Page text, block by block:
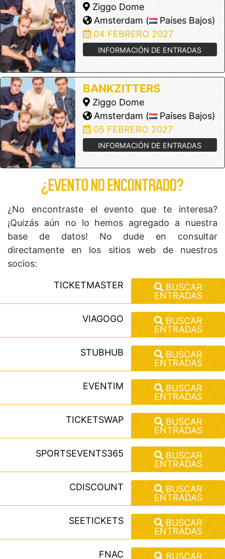
Ziggo Dome
Amsterdam (
Países Bajos)
04 FEBRERO 2027
INFORMACIÓN DE ENTRADAS
BANKZITTERS
Ziggo Dome
Amsterdam (
Países Bajos)
05 FEBRERO 2027
INFORMACIÓN DE ENTRADAS
¿EVENTO NO ENCONTRADO?
¿No encontraste el evento que te interesa?
¡Quizás aún no lo hemos agregado a nuestra
base de datos! No dude en consultar
directamente en los sitios web de nuestros
socios:
TICKETMASTER
BUSCAR
ENTRADAS
VIAGOGO
BUSCAR
ENTRADAS
STUBHUB
BUSCAR
ENTRADAS
EVENTIM
BUSCAR
ENTRADAS
TICKETSWAP
BUSCAR
ENTRADAS
SPORTSEVENTS365
BUSCAR
ENTRADAS
CDISCOUNT
BUSCAR
ENTRADAS
SEETICKETS
BUSCAR
ENTRADAS
FNAC
BUSCAR